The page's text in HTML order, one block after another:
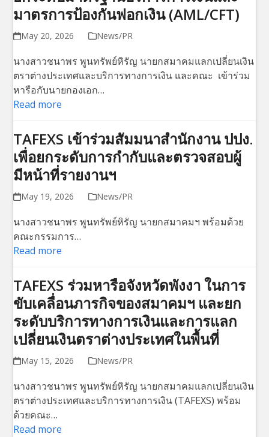
มาตรการป้องกันฟอกเงิน (AML/CFT)
May 20, 2026 News/PR
นางสาวชนาพร พูนทรัพย์หิรัญ นายกสมาคมแลกเปลี่ยนเงิน
ตราต่างประเทศและบริการทางการเงิน และคณะ เข้าร่วม
หารือกับนายกองเอก…
Read more
TAFEXS เข้าร่วมสัมมนาสำนักงาน ปปง.
เพื่อยกระดับการกำกับและตรวจสอบผู้
มีหน้าที่รายงานฯ
May 19, 2026 News/PR
นางสาวชนาพร พูนทรัพย์หิรัญ นายกสมาคมฯ พร้อมด้วย
คณะกรรมการ…
Read more
TAFEXS ร่วมหารือจังหวัดพังงา ในการ
ขับเคลื่อนภารกิจของสมาคมฯ และยก
ระดับบริการทางการเงินและการแลก
เปลี่ยนเงินตราต่างประเทศในพื้นที่
May 15, 2026 News/PR
นางสาวชนาพร พูนทรัพย์หิรัญ นายกสมาคมแลกเปลี่ยนเงิน
ตราต่างประเทศและบริการทางการเงิน (TAFEXS) พร้อม
ด้วยคณะ…
Read more